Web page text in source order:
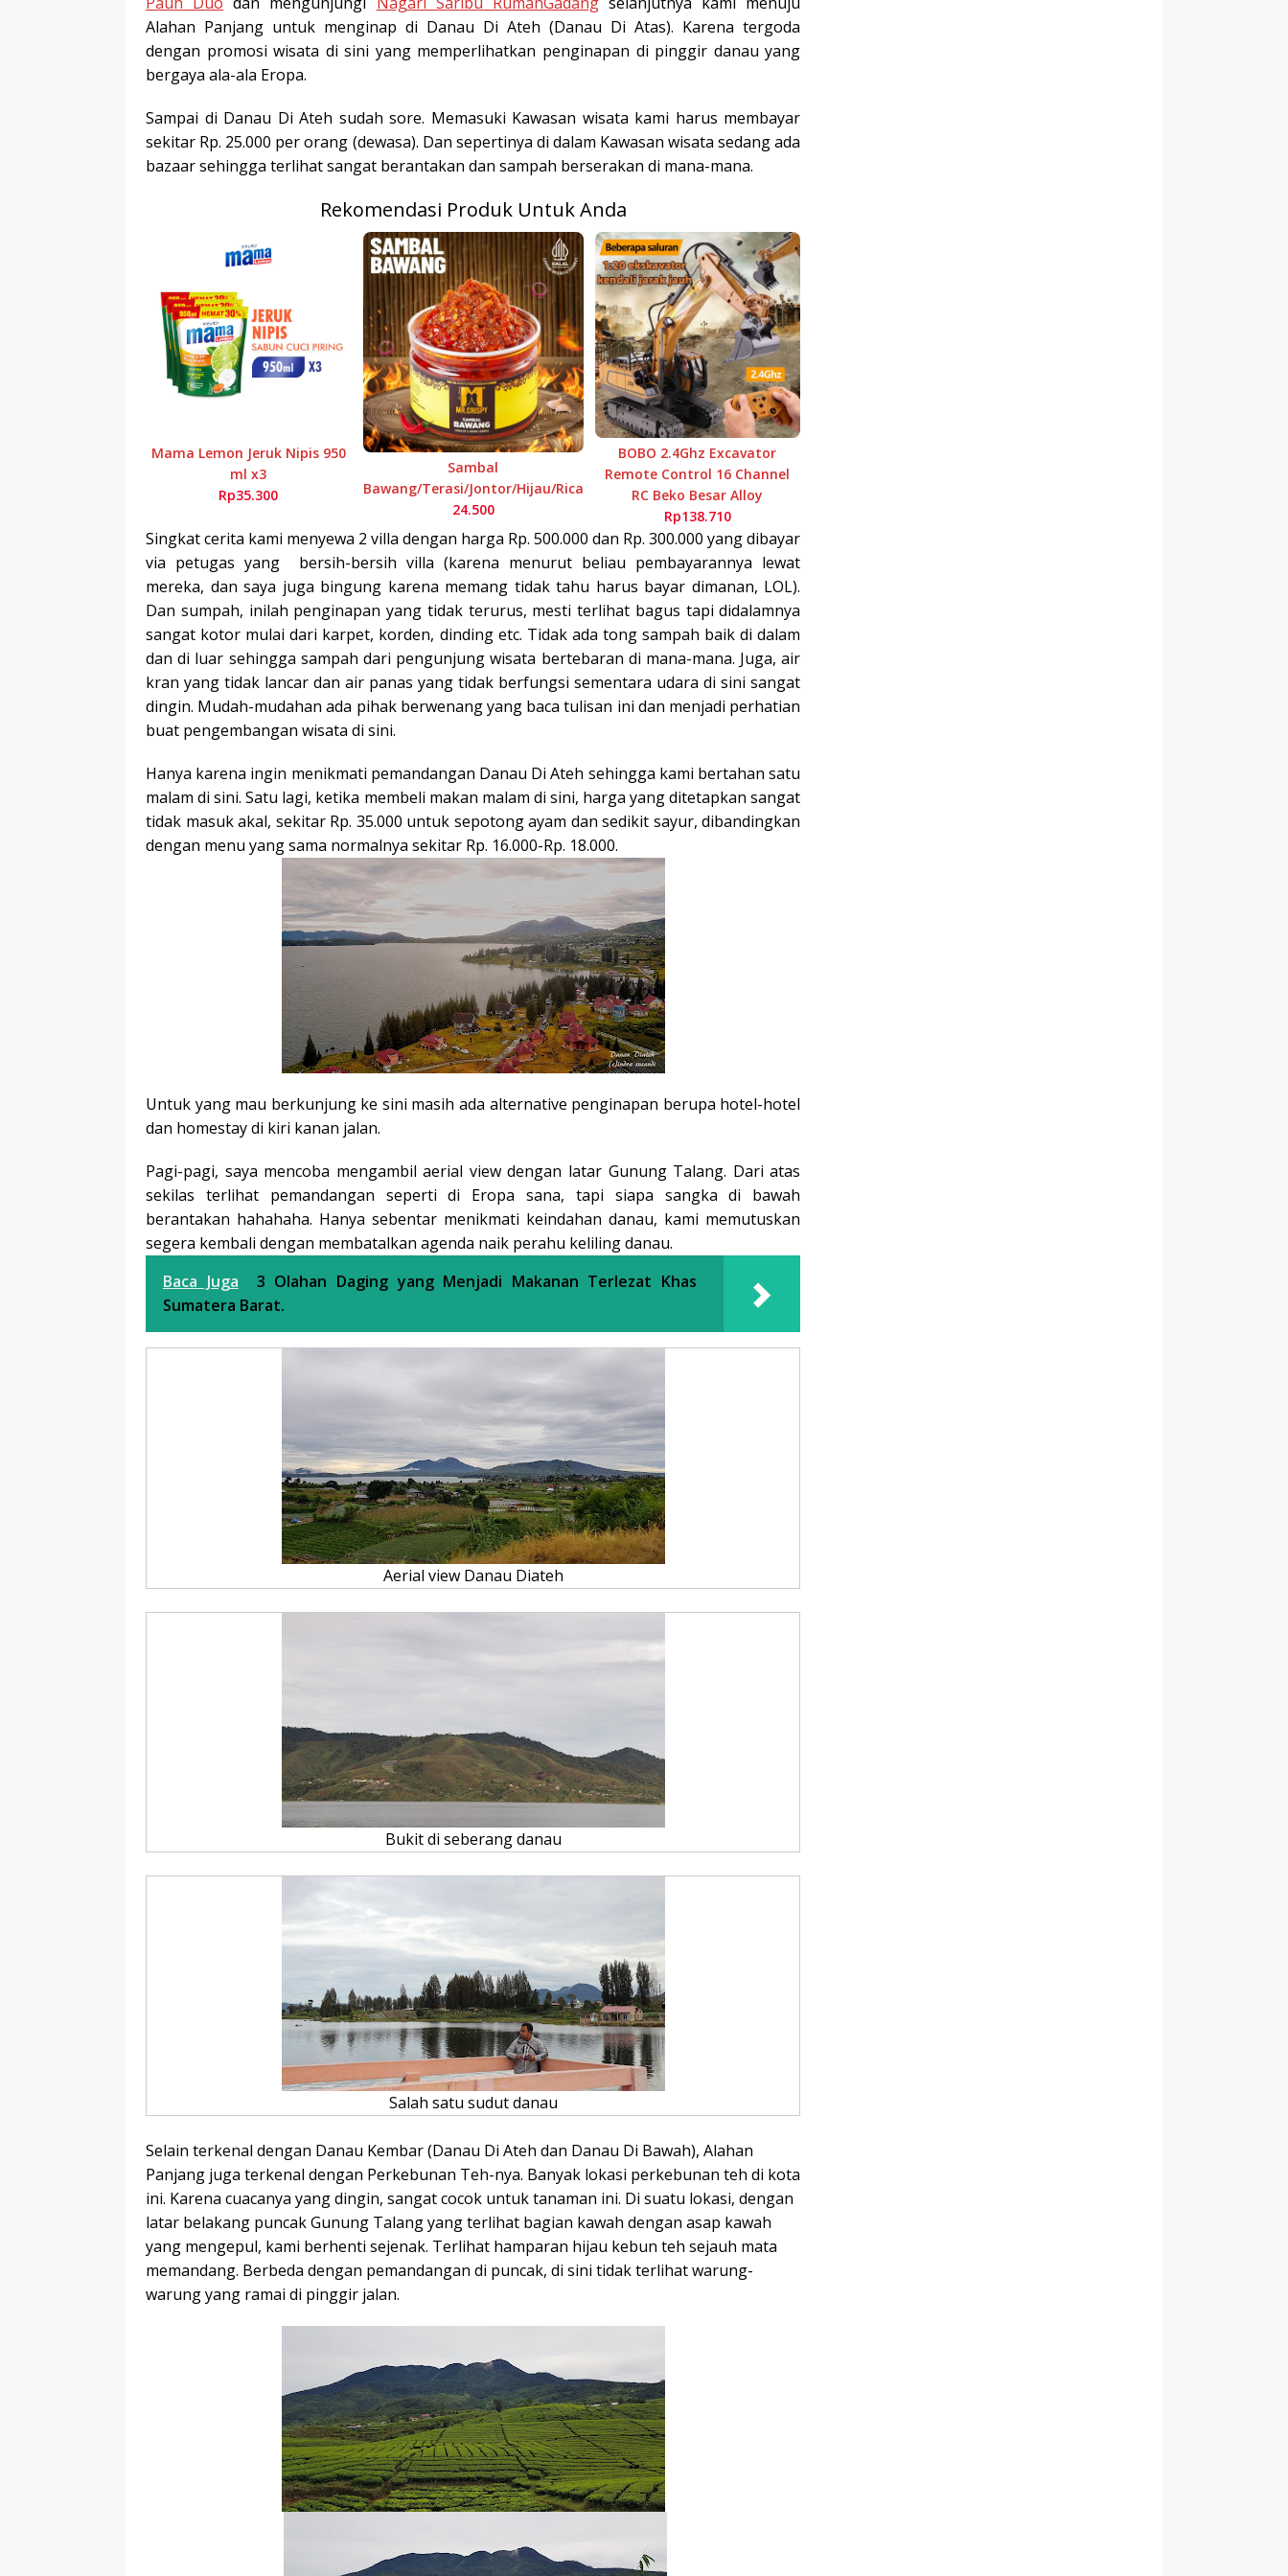
Alahan Panjang untuk menginap di Danau Di Ateh (Danau Di Atas). Karena tergoda
dengan promosi wisata di sini yang memperlihatkan penginapan di pinggir danau yang
bergaya ala-ala Eropa.
Sampai di Danau Di Ateh sudah sore. Memasuki Kawasan wisata kami harus membayar
sekitar Rp. 25.000 per orang (dewasa). Dan sepertinya di dalam Kawasan wisata sedang ada
bazaar sehingga terlihat sangat berantakan dan sampah berserakan di mana-mana.
Rekomendasi Produk Untuk Anda
Mama Lemon Jeruk Nipis 950
ml x3
Rp35.300
Sambal
Bawang/Terasi/Jontor/Hijau/Rica
24.500
BOBO 2.4Ghz Excavator
Remote Control 16 Channel
RC Beko Besar Alloy
Rp138.710
Singkat cerita kami menyewa 2 villa dengan harga Rp. 500.000 dan Rp. 300.000 yang dibayar
via petugas yang
bersih-bersih villa (karena menurut beliau pembayarannya lewat
mereka, dan saya juga bingung karena memang tidak tahu harus bayar dimanan, LOL).
Dan sumpah, inilah penginapan yang tidak terurus, mesti terlihat bagus tapi didalamnya
sangat kotor mulai dari karpet, korden, dinding etc. Tidak ada tong sampah baik di dalam
dan di luar sehingga sampah dari pengunjung wisata bertebaran di mana-mana. Juga, air
kran yang tidak lancar dan air panas yang tidak berfungsi sementara udara di sini sangat
dingin. Mudah-mudahan ada pihak berwenang yang baca tulisan ini dan menjadi perhatian
buat pengembangan wisata di sini.
Hanya karena ingin menikmati pemandangan Danau Di Ateh sehingga kami bertahan satu
malam di sini. Satu lagi, ketika membeli makan malam di sini, harga yang ditetapkan sangat
tidak masuk akal, sekitar Rp. 35.000 untuk sepotong ayam dan sedikit sayur, dibandingkan
dengan menu yang sama normalnya sekitar Rp. 16.000-Rp. 18.000.
Untuk yang mau berkunjung ke sini masih ada alternative penginapan berupa hotel-hotel
dan homestay di kiri kanan jalan.
Pagi-pagi, saya mencoba mengambil aerial view dengan latar Gunung Talang. Dari atas
sekilas terlihat pemandangan seperti di Eropa sana, tapi siapa sangka di bawah
berantakan hahahaha. Hanya sebentar menikmati keindahan danau, kami memutuskan
segera kembali dengan membatalkan agenda naik perahu keliling danau.
Baca Juga
3 Olahan Daging yang Menjadi Makanan Terlezat Khas
Sumatera Barat.
Aerial view Danau Diateh
Bukit di seberang danau
Salah satu sudut danau
Selain terkenal dengan Danau Kembar (Danau Di Ateh dan Danau Di Bawah), Alahan
Panjang juga terkenal dengan Perkebunan Teh-nya. Banyak lokasi perkebunan teh di kota
ini. Karena cuacanya yang dingin, sangat cocok untuk tanaman ini. Di suatu lokasi, dengan
latar belakang puncak Gunung Talang yang terlihat bagian kawah dengan asap kawah
yang mengepul, kami berhenti sejenak. Terlihat hamparan hijau kebun teh sejauh mata
memandang. Berbeda dengan pemandangan di puncak, di sini tidak terlihat warung-
warung yang ramai di pinggir jalan.